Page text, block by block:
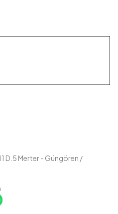
D.5 Merter - Güngören /